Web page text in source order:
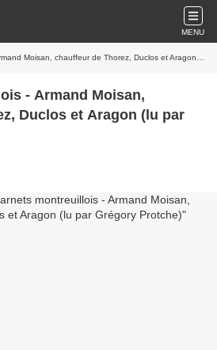
MENU
chauffeur de Thorez, Duclos et Aragon (lu par Grégory Protche)
- Armand Moisan,
Duclos et Aragon (lu par